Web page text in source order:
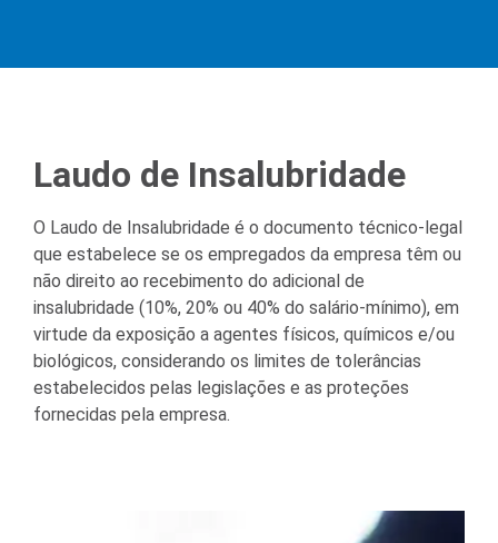
Laudo de Insalubridade
O Laudo de Insalubridade é o documento técnico-legal
que estabelece se os empregados da empresa têm ou
não direito ao recebimento do adicional de
insalubridade (10%, 20% ou 40% do salário-mínimo), em
virtude da exposição a agentes físicos, químicos e/ou
biológicos, considerando os limites de tolerâncias
estabelecidos pelas legislações e as proteções
fornecidas pela empresa.